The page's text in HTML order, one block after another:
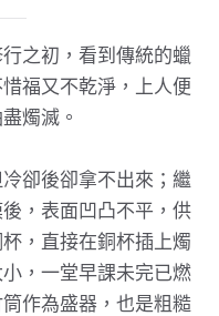
之初，看到傳統的蠟
福又不乾淨，上人便
燭滅。
卻後卻拿不出來；繼
，表面凹凸不平，供
，直接在銅杯插上燭
，一堂早課未完已燃
作為盛器，也是粗糙